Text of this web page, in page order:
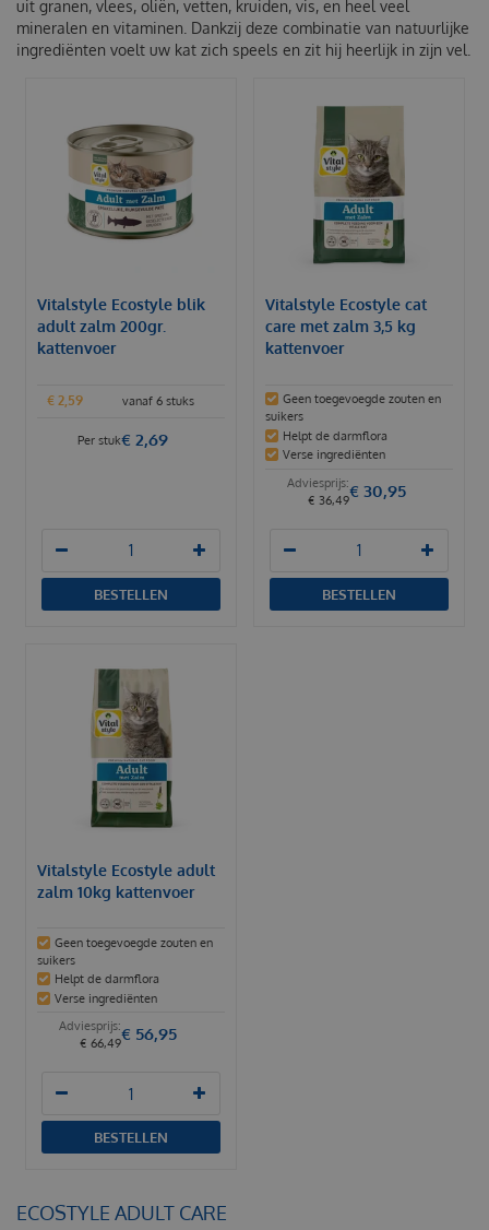
uit granen, vlees, oliën, vetten, kruiden, vis, en heel veel
mineralen en vitaminen. Dankzij deze combinatie van natuurlijke
ingrediënten voelt uw kat zich speels en zit hij heerlijk in zijn vel.
Vitalstyle Ecostyle blik
adult zalm 200gr.
kattenvoer
vanaf 6 stuks
€ 2,59
€ 2,69
Per stuk
BESTELLEN
Vitalstyle Ecostyle cat
care met zalm 3,5 kg
kattenvoer
Geen toegevoegde zouten en
suikers
Helpt de darmflora
Verse ingrediënten
€ 36,49€ 30,95
BESTELLEN
Vitalstyle Ecostyle adult
zalm 10kg kattenvoer
Geen toegevoegde zouten en
suikers
Helpt de darmflora
Verse ingrediënten
€ 66,49€ 56,95
BESTELLEN
ECOSTYLE ADULT CARE